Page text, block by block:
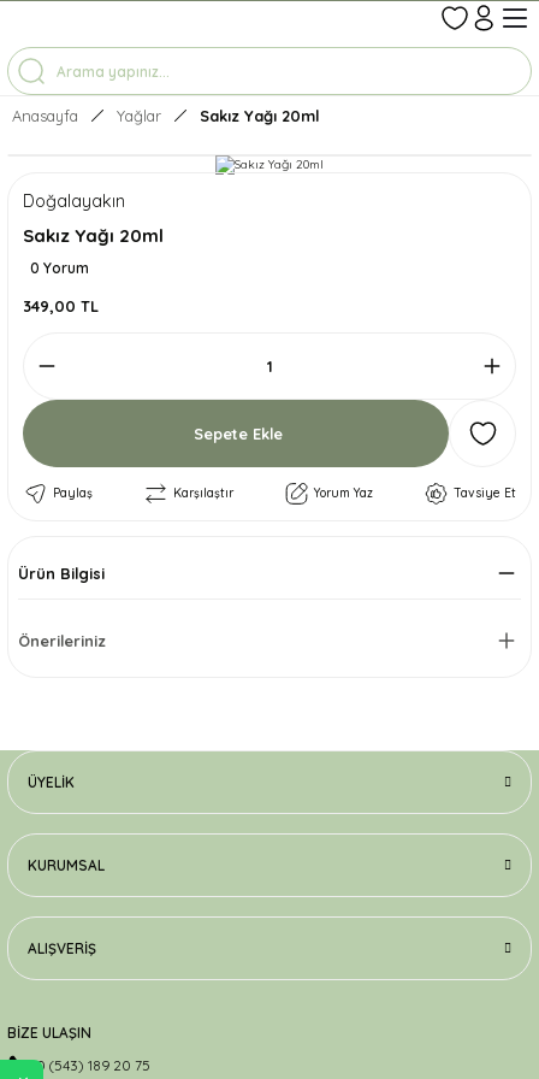
Anasayfa Yağlar Sakız Yağı 20ml
Doğalayakın
Sakız Yağı 20ml
0 Yorum
349,00 TL
Sepete Ekle
Paylaş Karşılaştır Yorum Yaz Tavsiye Et
Ürün Bilgisi
Önerileriniz
ÜYELIK
KURUMSAL
ALIŞVERIŞ
BİZE ULAŞIN
0 (543) 189 20 75